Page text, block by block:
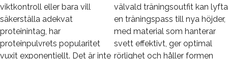
viktkontroll eller bara vill
säkerställa adekvat
proteinintag, har
proteinpulvrets popularitet
vuxit exponentiellt. Det är inte
välvald träningsoutfit kan lyfta
en träningspass till nya höjder,
med material som hanterar
svett effektivt, ger optimal
rörlighet och håller formen